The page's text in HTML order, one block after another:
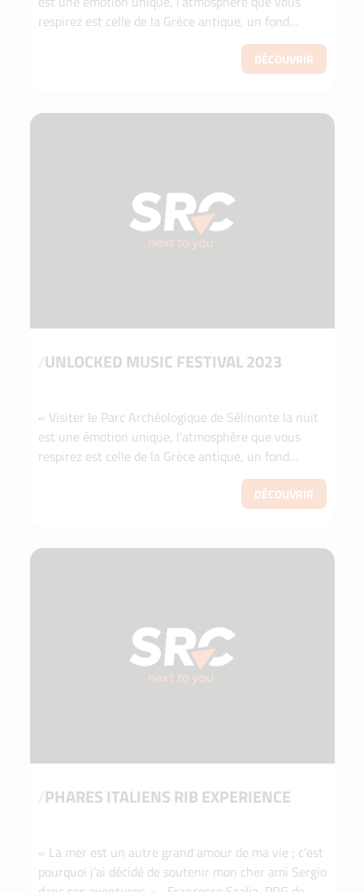
respirez est celle de la Grèce antique, un fond
historique avec un cadre plein de bonne musique
DÉCOUVRIR
/UNLOCKED MUSIC FESTIVAL 2023
« Visiter le Parc Archéologique de Sélinonte la nuit
est une émotion unique, l’atmosphère que vous
respirez est celle de la Grèce antique, un fond
historique avec un cadre plein de bonne musique
DÉCOUVRIR
/PHARES ITALIENS RIB EXPERIENCE
« La mer est un autre grand amour de ma vie ; c’est
pourquoi j’ai décidé de soutenir mon cher ami Sergio